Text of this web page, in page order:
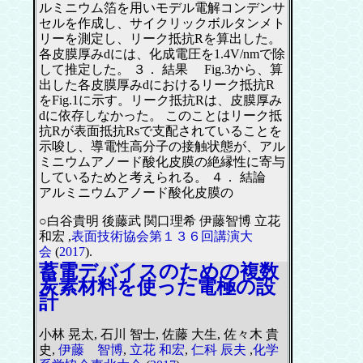
ルミニウム箔を用いモデル電解コンデンサ
セルを作成し、サイクリックボルタンメト
リーを測定し、リーク抵抗Rを算出した。
各皮膜厚みdには、化成電圧を1.4V/nmで除
して推定した。 ３． 結果 Fig.3から、算
出した各皮膜厚みdにおけるリーク抵抗R
をFig.1に示す。リーク抵抗Rは、皮膜厚み
dに依存しなかった。 このことはリーク抵
抗Rが表面抵抗Rsで支配されていることを
示唆し、導電性高分子の接触状態が、アル
ミニウムアノード酸化皮膜の絶縁性に寄与
しているためと考えられる。 ４． 結論
アルミニウムアノード酸化皮膜の
○白谷貴明 後藤武 関口理希 伊藤智博 立花
和宏 ,表面技術協会第１３６回講演大
会 (2017).
蓄電デバイスのための複数
炭素材料を使った電極の設
計
小林 晃太, 石川 智士, 佐藤 大生, 佐々木 貴
史, 伊藤 智博, 立花 和宏, 仁科 辰夫 ,化学